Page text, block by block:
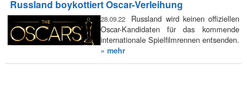
Russland boykottiert Oscar-Verleihung
28.09.22
Russland wird keinen offiziellen
Oscar-Kandidaten für das kommende
internationale Spielfilmrennen entsenden.
» mehr